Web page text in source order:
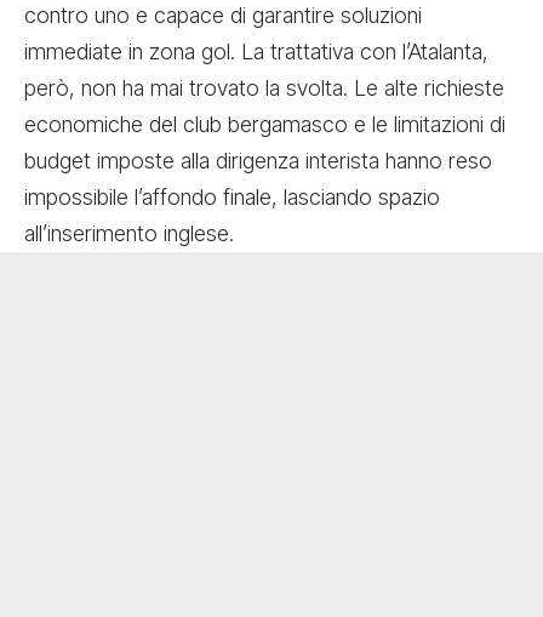
contro uno e capace di garantire soluzioni
immediate in zona gol. La trattativa con l’Atalanta,
però, non ha mai trovato la svolta. Le alte richieste
economiche del club bergamasco e le limitazioni di
budget imposte alla dirigenza interista hanno reso
impossibile l’affondo finale, lasciando spazio
all’inserimento inglese.